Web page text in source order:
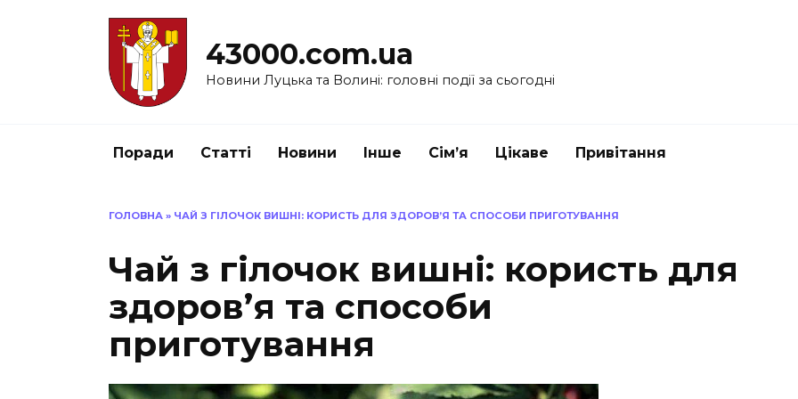
43000.com.ua
Новини Луцька та Волині: головні події за сьогодні
Поради Статті Новини Інше Сім’я Цікаве Привітання
ГОЛОВНА » ЧАЙ З ГІЛОЧОК ВИШНІ: КОРИСТЬ ДЛЯ ЗДОРОВ’Я ТА СПОСОБИ ПРИГОТУВАННЯ
Чай з гілочок вишні: користь для
здоров’я та способи
приготування